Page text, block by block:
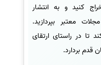
کنید و به انتشار
معتبر بپردازید.
تا در راستای ارتقای
قدم بردارد.